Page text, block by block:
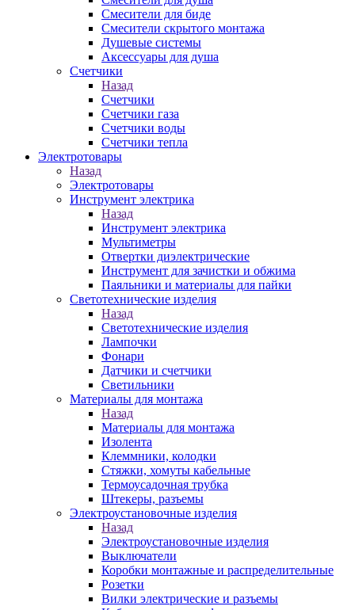
Смесители для биде
Смесители скрытого монтажа
Душевые системы
Аксессуары для душа
Счетчики
Назад
Счетчики
Счетчики газа
Счетчики воды
Счетчики тепла
Электротовары
Назад
Электротовары
Инструмент электрика
Назад
Инструмент электрика
Мультиметры
Отвертки диэлектрические
Инструмент для зачистки и обжима
Паяльники и материалы для пайки
Светотехнические изделия
Назад
Светотехнические изделия
Лампочки
Фонари
Датчики и счетчики
Светильники
Материалы для монтажа
Назад
Материалы для монтажа
Изолента
Клеммники, колодки
Стяжки, хомуты кабельные
Термоусадочная трубка
Штекеры, разъемы
Электроустановочные изделия
Назад
Электроустановочные изделия
Выключатели
Коробки монтажные и распределительные
Розетки
Вилки электрические и разъемы